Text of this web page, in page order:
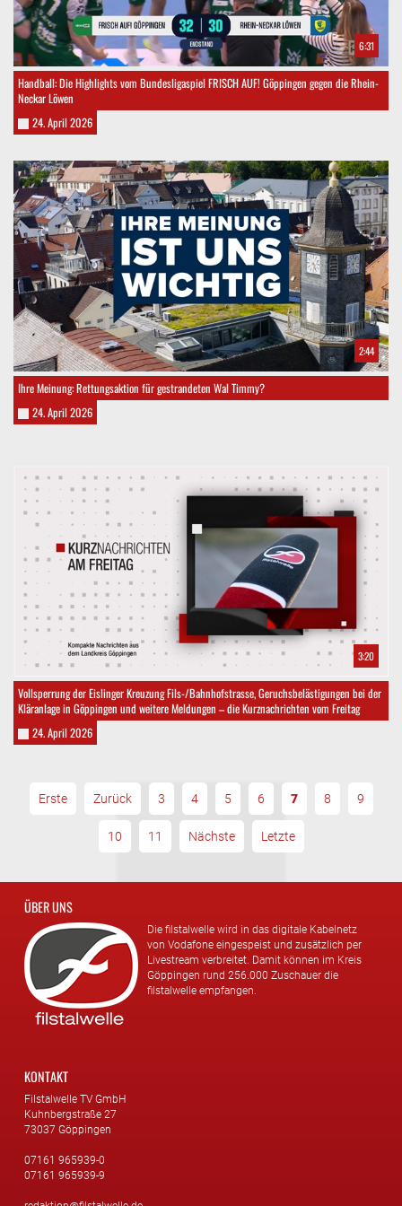
6:31
Handball: Die Highlights vom Bundesligaspiel FRISCH AUF! Göppingen gegen die Rhein-
Neckar Löwen
24. April 2026
2:44
Ihre Meinung: Rettungsaktion für gestrandeten Wal Timmy?
24. April 2026
3:20
Vollsperrung der Eislinger Kreuzung Fils-/Bahnhofstrasse, Geruchsbelästigungen bei der
Kläranlage in Göppingen und weitere Meldungen – die Kurznachrichten vom Freitag
24. April 2026
Erste Zurück 3 4 5 6 7 8 9
10 11 Nächste Letzte
ÜBER UNS
Die filstalwelle wird in das digitale Kabelnetz
von Vodafone eingespeist und zusätzlich per
Livestream verbreitet. Damit können im Kreis
Göppingen rund 256.000 Zuschauer die
filstalwelle empfangen.
KONTAKT
Filstalwelle TV GmbH
Kuhnbergstraße 27
73037 Göppingen
07161 965939-0
07161 965939-9